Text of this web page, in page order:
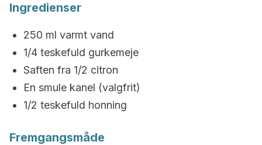
Ingredienser
250 ml varmt vand
1/4 teskefuld gurkemeje
Saften fra 1/2 citron
En smule kanel (valgfrit)
1/2 teskefuld honning
Fremgangsmåde